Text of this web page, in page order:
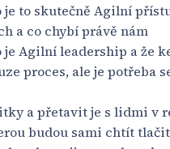
je to skutečně Agilní
a co chybí právě nám
je Agilní leadership a že
proces, ale je potřeba
a přetavit je s lidmi v
budou sami chtít